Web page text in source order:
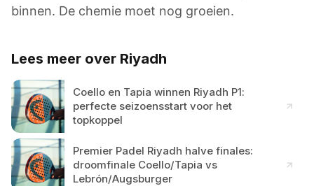
binnen. De chemie moet nog groeien.
Lees meer over Riyadh
Coello en Tapia winnen Riyadh P1:
perfecte seizoensstart voor het
topkoppel
Premier Padel Riyadh halve finales:
droomfinale Coello/Tapia vs
Lebrón/Augsburger